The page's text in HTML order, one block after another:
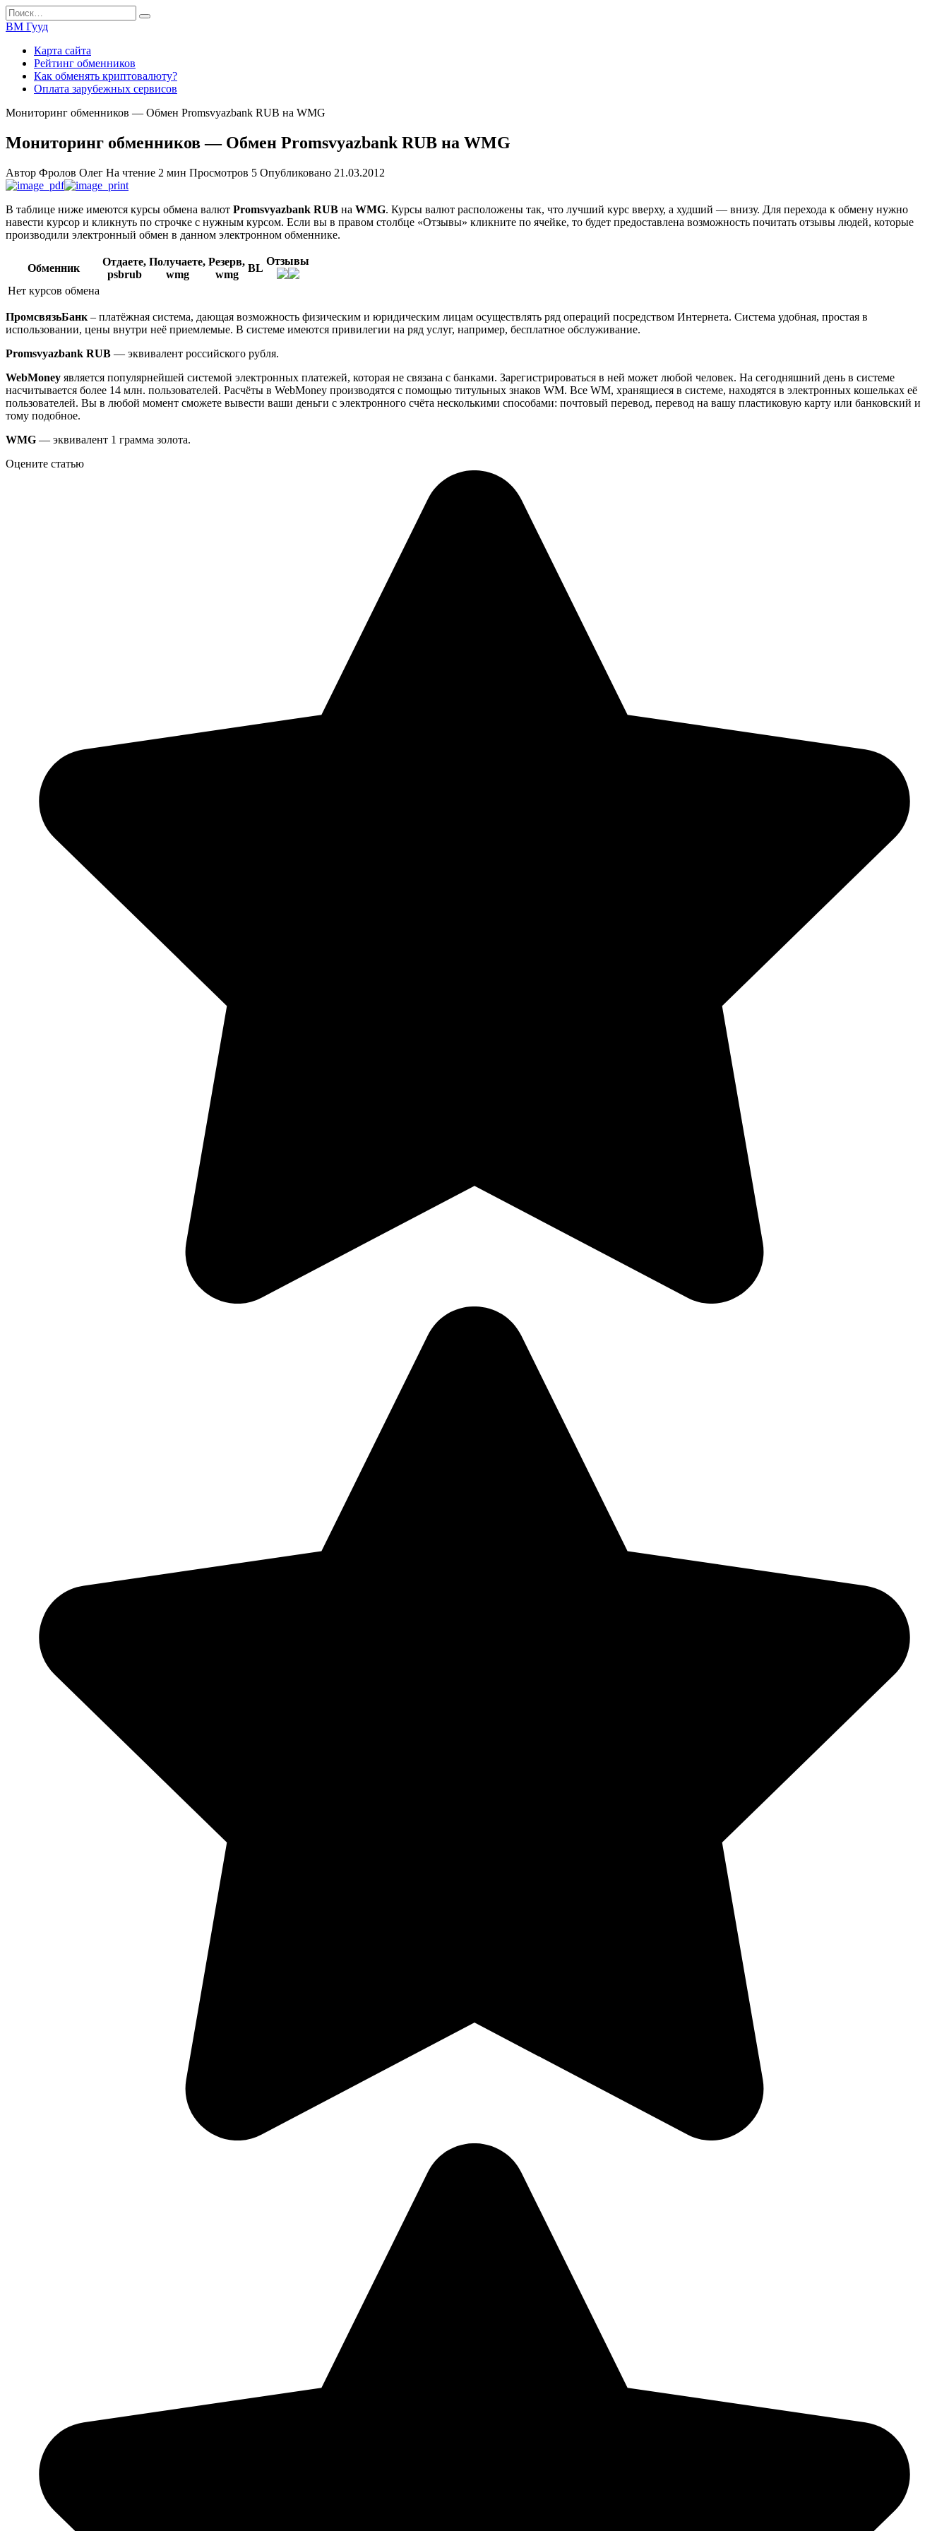
Перейти
к
содержанию
Search
for:
ВМ Гууд
Карта сайта
Рейтинг обменников
Как обменять криптовалюту?
Оплата зарубежных сервисов
Мониторинг обменников — Обмен Promsvyazbank RUB на WMG
Мониторинг обменников — Обмен Promsvyazbank RUB на WMG
Автор Фролов Олег На чтение 2 мин Просмотров 5 Опубликовано 21.03.2012
В таблице ниже имеются курсы обмена валют Promsvyazbank RUB на WMG. Курсы валют расположены так, что лучший курс вверху, а худший — внизу. Для перехода к обмену нужно
навести курсор и кликнуть по строчке с нужным курсом. Если вы в правом столбце «Отзывы» кликните по ячейке, то будет предоставлена возможность почитать отзывы людей, которые
производили электронный обмен в данном электронном обменнике.
Обменник
Отдаете,
psbrub
Получаете,
wmg
Резерв,
wmg
BL
Отзывы
Нет курсов обмена
ПромсвязьБанк – платёжная система, дающая возможность физическим и юридическим лицам осуществлять ряд операций посредством Интернета. Система удобная, простая в
использовании, цены внутри неё приемлемые. В системе имеются привилегии на ряд услуг, например, бесплатное обслуживание.
Promsvyazbank RUB — эквивалент российского рубля.
WebMoney является популярнейшей системой электронных платежей, которая не связана с банками. Зарегистрироваться в ней может любой человек. На сегодняшний день в системе
насчитывается более 14 млн. пользователей. Расчёты в WebMoney производятся с помощью титульных знаков WM. Все WM, хранящиеся в системе, находятся в электронных кошельках её
пользователей. Вы в любой момент сможете вывести ваши деньги с электронного счёта несколькими способами: почтовый перевод, перевод на вашу пластиковую карту или банковский и
тому подобное.
WMG — эквивалент 1 грамма золота.
Оцените статью